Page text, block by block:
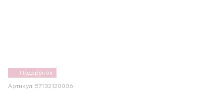
Подарунок
Артикул: 57132120006